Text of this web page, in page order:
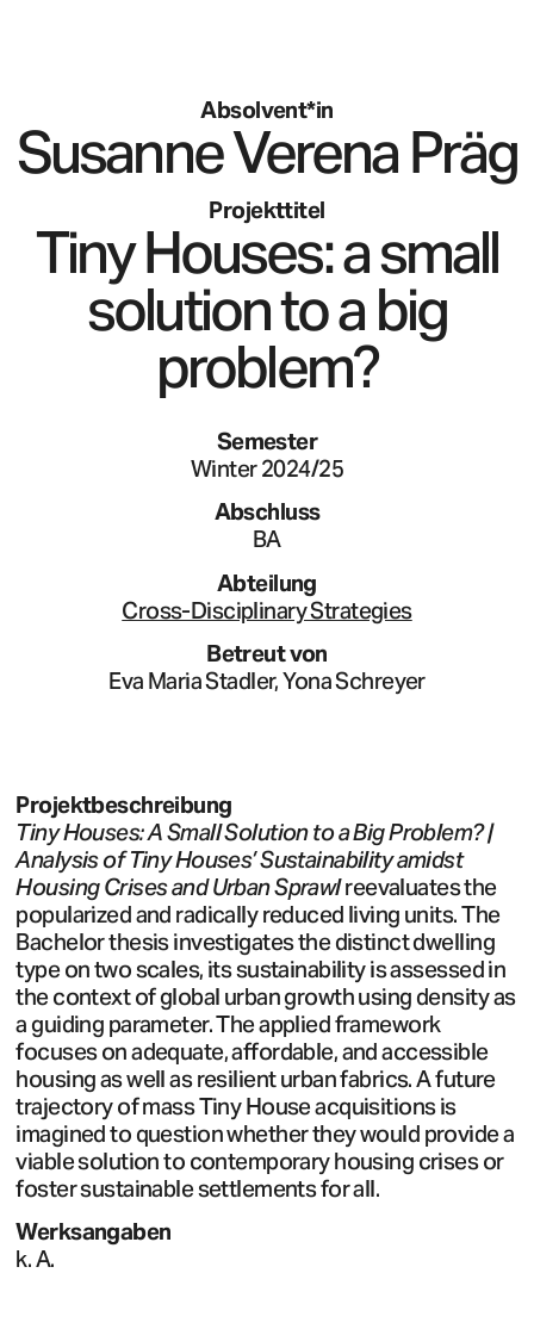
Absolvent*in
Susanne VerenaPräg
Projekttitel
Tiny Houses: a small
solution to a big
problem?
Semester
Winter 2024/25
Abschluss
BA
Abteilung
Cross-Disciplinary Strategies
Betreut von
Eva Maria Stadler, Yona Schreyer
Projektbeschreibung
Tiny Houses: A Small Solution to a Big Problem? |
Analysis of Tiny Houses’ Sustainability amidst
Housing Crises and Urban Sprawlreevaluates the
popularized and radically reduced living units. The
Bachelor thesis investigates the distinct dwelling
type on two scales, its sustainability is assessed in
the context of global urban growth using density as
a guiding parameter. The applied framework
focuses on adequate, affordable, and accessible
housing as well as resilient urban fabrics. A future
trajectory of mass Tiny House acquisitions is
imagined to question whether they would provide a
viable solution to contemporary housing crises or
foster sustainable settlements for all.
Werksangaben
k. A.